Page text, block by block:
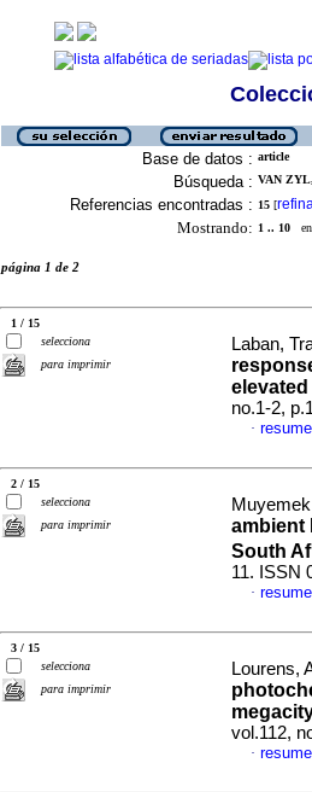
Base de datos : article
Búsqueda : VAN
Referencias encontradas : 15 [
Mostrando: 1 .. 10 en
página 1 de 2
1 / 15
selecciona
para imprimir
Laban,
no.1-2,
·
2 / 15
selecciona
para imprimir
ambient
South
11. ISSN
·
3 / 15
selecciona
para imprimir
Lourens,
vol.112,
·